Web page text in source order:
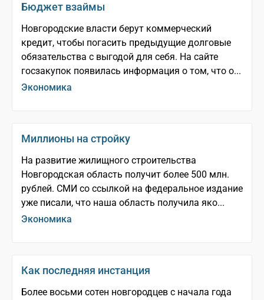
Бюджет взаймы
Новгородские власти берут коммерческий
кредит, чтобы погасить предыдущие долговые
обязательства с выгодой для себя. На сайте
госзакупок появилась информация о том, что о...
Экономика
Миллионы на стройку
На развитие жилищного строительства
Новгородская область получит более 500 млн.
рублей. СМИ со ссылкой на федеральное издание
уже писали, что наша область получила яко...
Экономика
Как последняя инстанция
Более восьми сотен новгородцев с начала года